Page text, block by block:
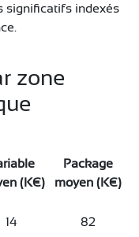
significatifs indexés
zone
(K€)
Package
moyen (K€)
14 82